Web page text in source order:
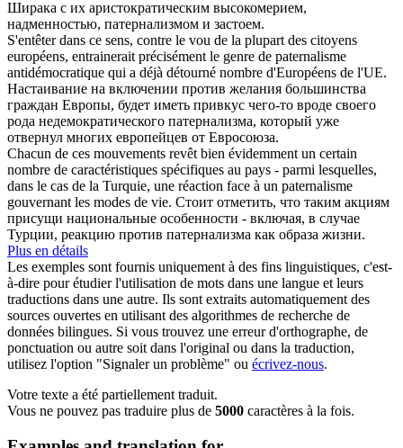
Ширака с их аристократическим высокомерием,
надменностью, патернализмом и застоем.
S'entêter dans ce sens, contre le vou de la plupart des citoyens
européens, entrainerait précisément le genre de paternalisme
antidémocratique qui a déjà détourné nombre d'Européens de l'UE.
Настаивание на включении против желания большинства
граждан Европы, будет иметь привкус чего-то вроде своего
рода недемократического патернализма, который уже
отвернул многих европейцев от Евросоюза.
Chacun de ces mouvements revêt bien évidemment un certain
nombre de caractéristiques spécifiques au pays - parmi lesquelles,
dans le cas de la Turquie, une réaction face à un paternalisme
gouvernant les modes de vie. Стоит отметить, что таким акциям
присущи национальные особенности - включая, в случае
Турции, реакцию против патернализма как образа жизни.
Plus en détails
Les exemples sont fournis uniquement à des fins linguistiques, c'est-
à-dire pour étudier l'utilisation de mots dans une langue et leurs
traductions dans une autre. Ils sont extraits automatiquement des
sources ouvertes en utilisant des algorithmes de recherche de
données bilingues. Si vous trouvez une erreur d'orthographe, de
ponctuation ou autre soit dans l'original ou dans la traduction,
utilisez l'option "Signaler un problème" ou écrivez-nous.
Votre texte a été partiellement traduit.
Vous ne pouvez pas traduire plus de 5000 caractères à la fois.